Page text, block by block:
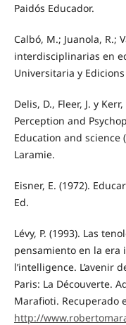
Paidós Educador.
Calbó, M.; Juanola, R.;
interdisciplinarias en
Universitaria y
Delis, D., Fleer, J. y
Perception and
Education and science
Laramie.
Eisner, E. (1972).
Ed.
Lévy, P. (1993). Las
pensamiento en la era
l’intelligence. L’avenir
Paris: La Découverte.
Marafioti. Recuperado
http://